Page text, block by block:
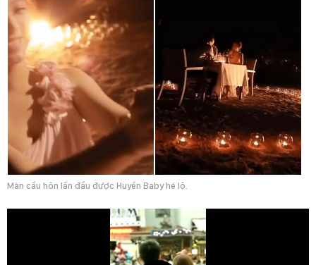
Màn cầu hôn lần đầu được Huyền Baby hé lộ.